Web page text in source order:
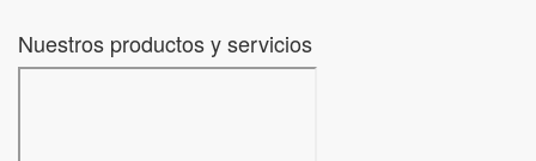
Nuestros productos y servicios